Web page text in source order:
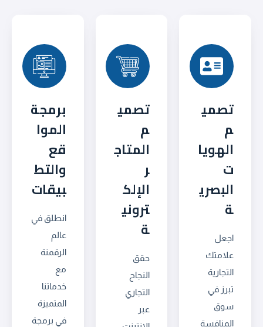
تصمي
م
الهويا
ت
البصري
ة
اجعل
علامتك
التجارية
تبرز في
سوق
المنافسة
تصمي
م
المتاج
ر
الإلك
تروني
ة
حقق
النجاح
التجاري
عبر
برمجة
الموا
قع
والتط
بيقات
انطلق في
عالم
الرقمنة
مع
خدماتنا
المتميزة
في برمجة